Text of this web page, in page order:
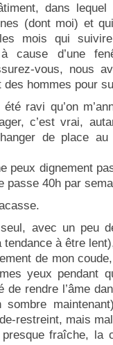
dans
(dont moi) et
mois qui
cause d’une
vous, nous
des hommes pour
ravi qu’on
c’est vrai,
de place
peux dignement
passe 40h par
avec un peu
à être
de mon
yeux pendant
rendre l’âme
restreint, mais
fraîche, la